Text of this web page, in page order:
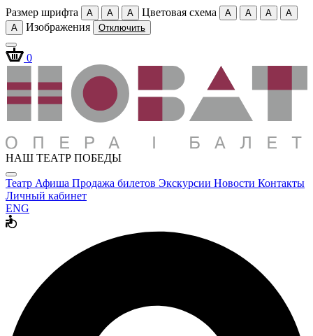
Размер шрифта A A A Цветовая схема A A A
A
A
Изображения Отключить
0
НАШ ТЕАТР ПОБЕДЫ
Театр Афиша Продажа билетов Экскурсии Новости Контакты
Личный кабинет
ENG